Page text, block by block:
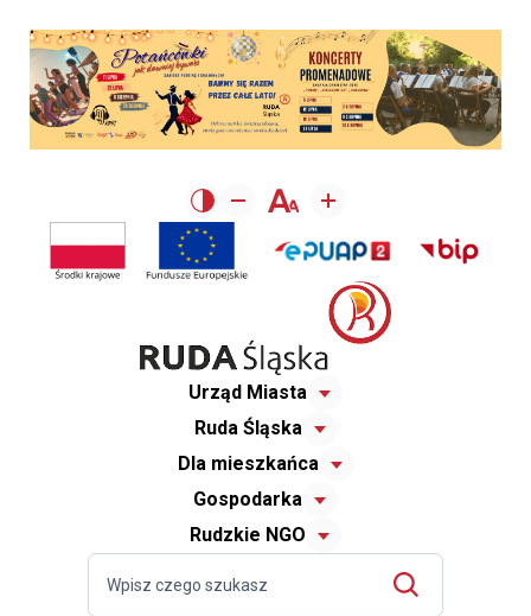
Urząd Miasta
Ruda Śląska
Dla mieszkańca
Gospodarka
Rudzkie NGO